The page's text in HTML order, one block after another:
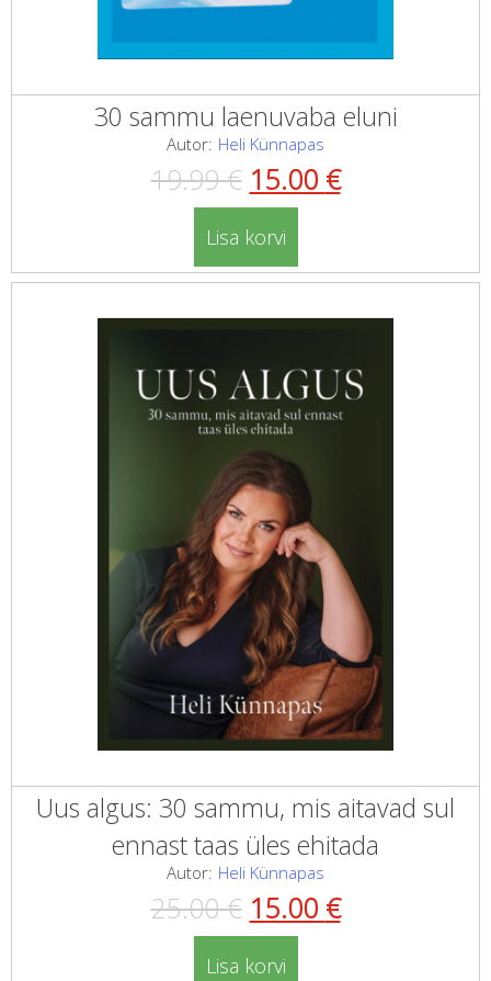
30 sammu laenuvaba eluni
Autor: Heli Künnapas
19.99€ Algne
hind
oli:
15.00 €Current
is:
Lisa korvi
Uus algus: 30 sammu, mis aitavad sul
ennast taas üles ehitada
Autor: Heli Künnapas
25.00€ Algne
hind
15.00 €Current
Lisa korvi